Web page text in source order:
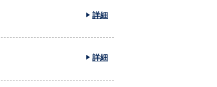
詳細
詳細